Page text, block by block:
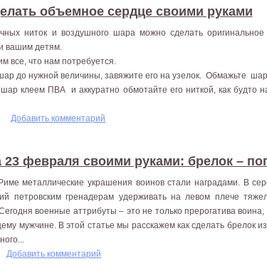
объемное сердце своими руками
ниток и воздушного шара можно сделать оригинальное
вашим детям.
все, что нам потребуется.
до нужной величины, завяжите его на узелок. Обмажьте
клеем ПВА и аккуратно обмотайте его ниткой, как будто
Добавить комментарий
23 февраля своими руками: брелок –
металлические украшения воинов стали наградами. В
петровским гренадерам удерживать на левом плече
военные аттрибуты – это не только прерогатива
мужчине. В этой статье мы расскажем как сделать брелок
Добавить комментарий